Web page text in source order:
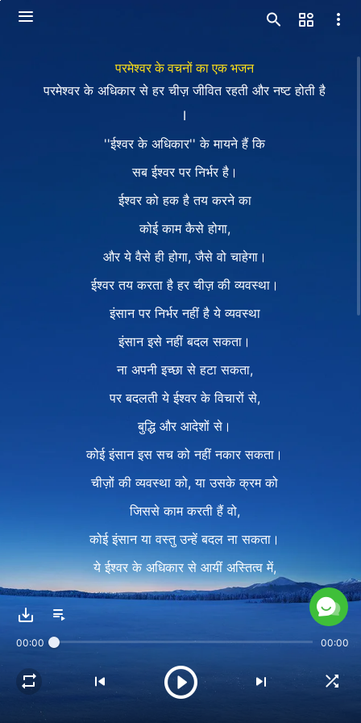
परमेश्वर के वचनों का एक भजन
परमेश्वर के अधिकार से हर चीज़ जीवित रहती और नष्ट होती है
Ⅰ
''ईश्वर के अधिकार'' के मायने हैं कि
सब ईश्वर पर निर्भर है।
ईश्वर को हक है तय करने का
कोई काम कैसे होगा,
और ये वैसे ही होगा, जैसे वो चाहेगा।
ईश्वर तय करता है हर चीज़ की व्यवस्था।
इंसान पर निर्भर नहीं है ये व्यवस्था
इंसान इसे नहीं बदल सकता।
ना अपनी इच्छा से हटा सकता,
पर बदलती ये ईश्वर के विचारों से,
बुद्धि और आदेशों से।
कोई इंसान इस सच को नहीं नकार सकता।
चीज़ों की व्यवस्था को, या उसके क्रम को
जिससे काम करती हैं वो,
कोई इंसान या वस्तु उन्हें बदल ना सकता।
ये ईश्वर के अधिकार से आयीं अस्तित्व में,
और नष्ट होतीं उसी के अधिकार से।
स्वर्ग, धरती और तमाम चीज़ें,
00:00 00:00